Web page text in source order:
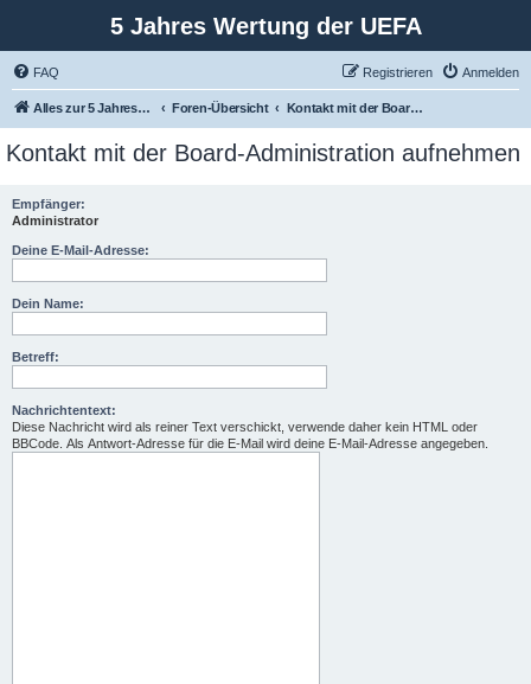
5 Jahres Wertung der UEFA
FAQ Anmelden
Registrieren
Alles zur 5 Jahreswertung / Tabelle der UEFA mit vielen Statistiken. Foren-Übersicht Kontakt mit der Board-Administration aufnehmen
Kontakt mit der Board-Administration aufnehmen
Empfänger:
Administrator
Deine E-Mail-Adresse:
Dein Name:
Betreff:
Nachrichtentext:
Diese Nachricht wird als reiner Text verschickt, verwende daher kein HTML oder
BBCode. Als Antwort-Adresse für die E-Mail wird deine E-Mail-Adresse angegeben.